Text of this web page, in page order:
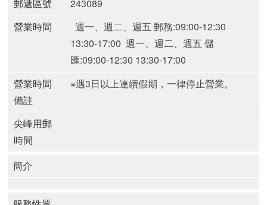
郵遞區號
243089
營業時間
週一、週二、週五 郵務:09:00-12:30
13:30-17:00 週一、週二、週五 儲
匯:09:00-12:30 13:30-17:00
營業時間
備註
※遇3日以上連續假期，一律停止營業。
尖峰用郵
時間
簡介